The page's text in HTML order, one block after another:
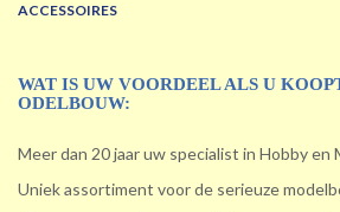
ACCESSOIRES
WAT IS UW VOORDEEL ALS U
ODELBOUW:
Meer dan 20 jaar uw specialist in Hobby
Uniek assortiment voor de serieuze